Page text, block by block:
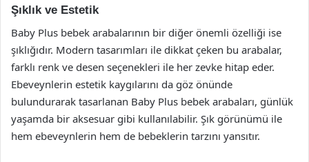
Şıklık ve Estetik
Baby Plus bebek arabalarının bir diğer önemli özelliği ise
şıklığıdır. Modern tasarımları ile dikkat çeken bu arabalar,
farklı renk ve desen seçenekleri ile her zevke hitap eder.
Ebeveynlerin estetik kaygılarını da göz önünde
bulundurarak tasarlanan Baby Plus bebek arabaları, günlük
yaşamda bir aksesuar gibi kullanılabilir. Şık görünümü ile
hem ebeveynlerin hem de bebeklerin tarzını yansıtır.